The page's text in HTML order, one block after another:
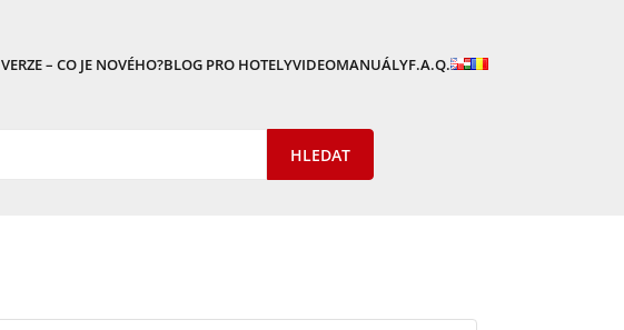
VERZE – CO JE NOVÉHO?BLOG PRO HOTELYVIDEOMANUÁLYF.A.Q.